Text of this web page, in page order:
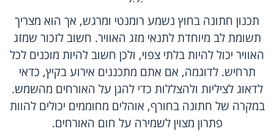
תכנון חתונה בחוץ נשמע רומנטי ומרגש, אך הוא מצריך
תשומת לב מיוחדת לתנאי מזג האוויר. חשוב לזכור שמזג
האוויר יכול להיות בלתי צפוי, ולכן חשוב להיות מוכנים לכל
תרחיש. לדוגמה, אם אתם מתכננים אירוע בקיץ, כדאי
לדאוג לציליות ולהצללות כדי להגן על האורחים מהשמש.
במקרה של חתונה בחורף, אוהלים מחוממים יכולים להוות
פתרון מצוין לשמירה על חום האורחים.